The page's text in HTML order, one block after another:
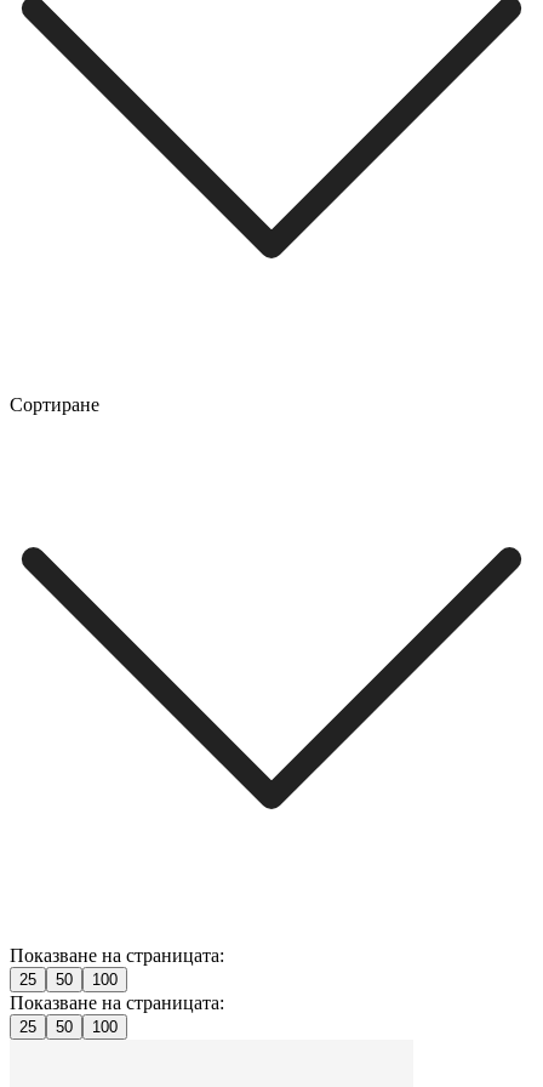
Сортиране
Показване на страницата:
25 50 100
Показване на страницата:
25 50 100